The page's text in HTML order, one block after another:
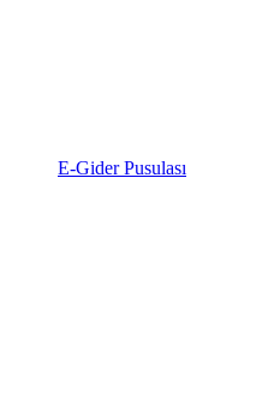
E-Gider Pusulası